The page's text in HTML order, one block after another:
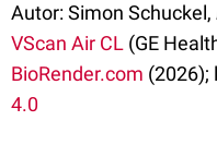
Autor: Simon Schuckel,
VScan Air CL (GE
BioRender.com (2026);
4.0